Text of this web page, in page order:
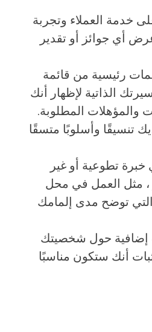
خدمة العملاء وتجربة
أي جوائز أو تقدير
رئيسية من قائمة
الذاتية لإظهار أنك
والمؤهلات المطلوبة.
تنسيقًا وأسلوبًا متسقًا
تطوعية أو غير
، مثل العمل في محل
توضح مدى إلمامك
إضافية حول شخصيتك
أنك ستكون مناسبًا